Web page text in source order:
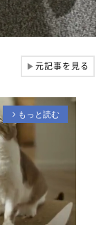
▶元記事を見る
arrow_forward_ios もっと読む